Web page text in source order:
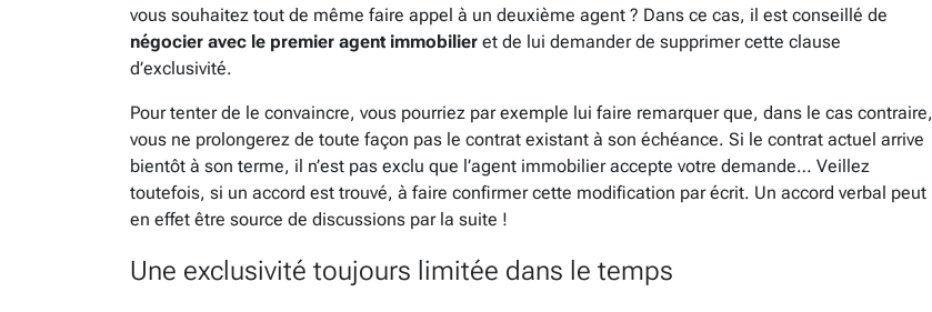
vous souhaitez tout de même faire appel à un deuxième agent ? Dans ce cas, il est conseillé de
négocier avec le premier agent immobilier et de lui demander de supprimer cette clause
d’exclusivité.
Pour tenter de le convaincre, vous pourriez par exemple lui faire remarquer que, dans le cas contraire,
vous ne prolongerez de toute façon pas le contrat existant à son échéance. Si le contrat actuel arrive
bientôt à son terme, il n’est pas exclu que l’agent immobilier accepte votre demande… Veillez
toutefois, si un accord est trouvé, à faire confirmer cette modification par écrit. Un accord verbal peut
en effet être source de discussions par la suite !
Une exclusivité toujours limitée dans le temps